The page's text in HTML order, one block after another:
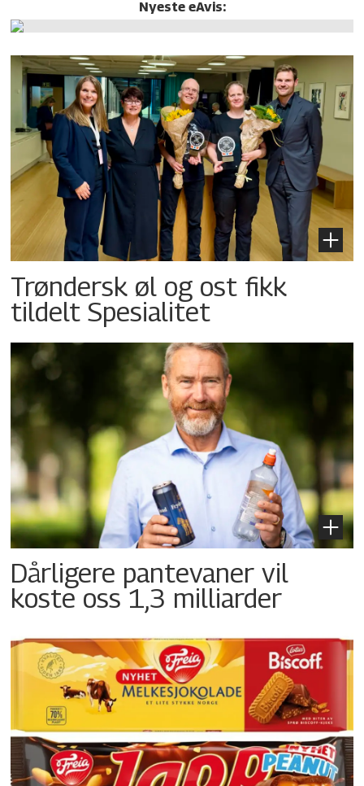
Nyeste eAvis:
Trøndersk øl og ost fikk
tildelt Spesialitet
Dårligere pantevaner vil
koste oss 1,3 milliarder